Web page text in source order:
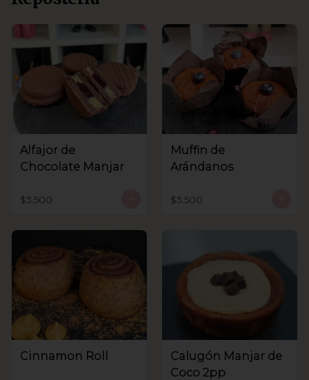
Alfajor de
Chocolate Manjar
$3.500
Muffin de
Arándanos
$3.500
Cinnamon Roll
Calugón Manjar de
Coco 2pp